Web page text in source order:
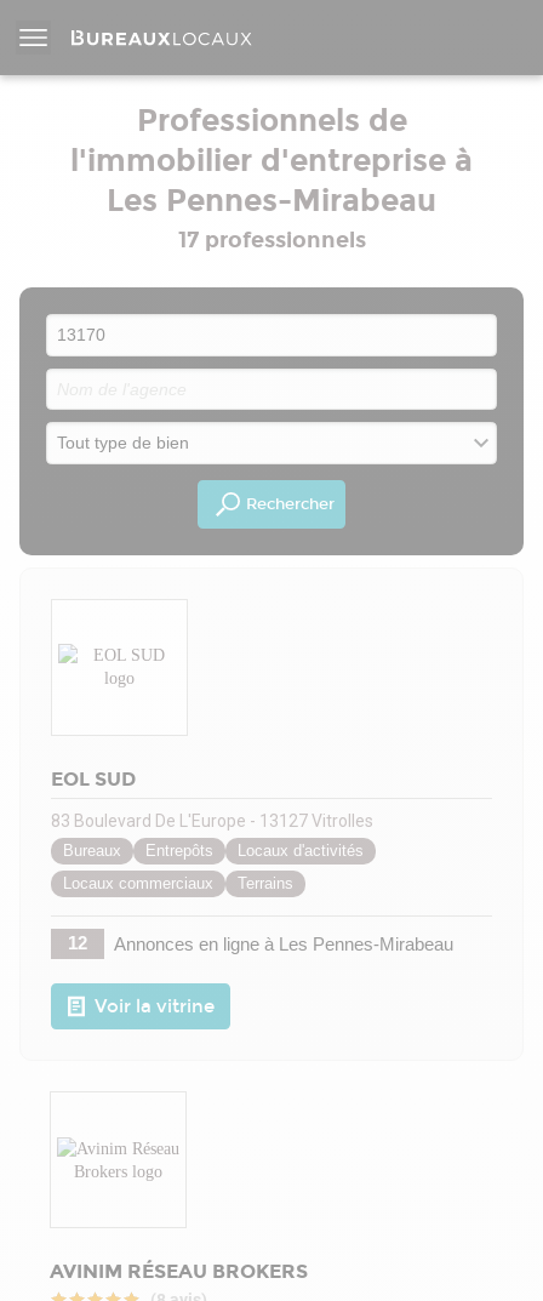
Professionnels de
l'immobilier d'entreprise à
Les Pennes-Mirabeau
17 professionnels
Rechercher
EOL SUD
83 Boulevard De L'Europe - 13127 Vitrolles
Bureaux Entrepôts
Locaux d'activités
Locaux commerciaux
Terrains
12 Annonces en ligneà Les Pennes-Mirabeau
Voir la vitrine
AVINIM RÉSEAU BROKERS